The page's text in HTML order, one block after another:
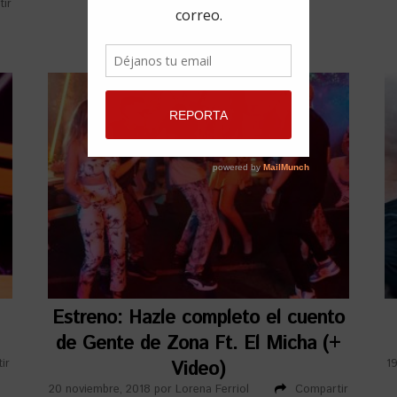
Estreno: Hazle completo el cuento
de Gente de Zona Ft. El Micha (+
Video)
20 noviembre, 2018 por Lorena Ferriol Compartir